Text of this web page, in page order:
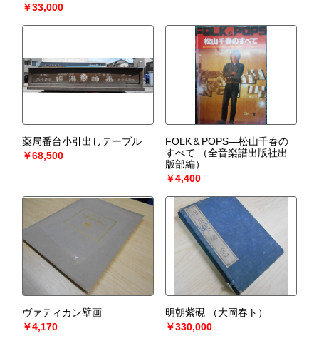
￥33,000
薬局番台小引出しテーブル
￥68,500
FOLK＆POPS—松山千春の
すべて
（全音楽譜出版社出
版部編）
￥4,400
ヴァティカン壁画
￥4,170
明朝紫硯
（大岡春ト）
￥330,000